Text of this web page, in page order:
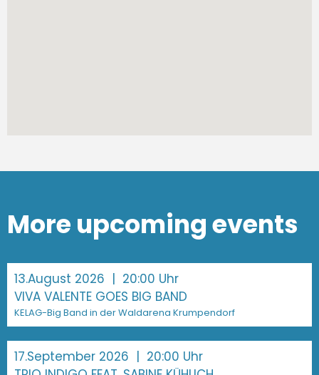
More upcoming events
13.August 2026 | 20:00 Uhr
VIVA VALENTE GOES BIG BAND
KELAG-Big Band in der Waldarena Krumpendorf
17.September 2026 | 20:00 Uhr